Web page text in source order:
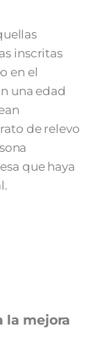
inscritas
en el
una edad
de relevo
que haya
la mejora